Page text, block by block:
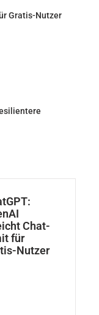
Gratis-Nutzer
Chat-
für
Nutzer